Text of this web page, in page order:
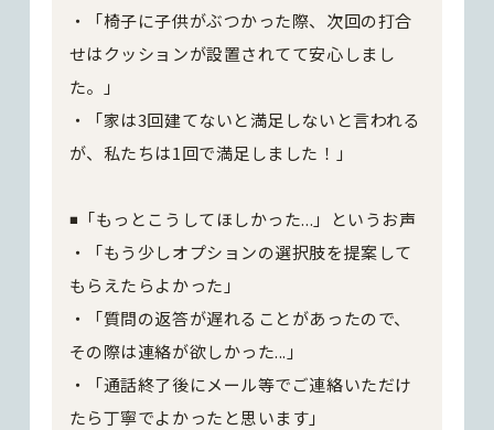
・「椅子に子供がぶつかった際、次回の打合
せはクッションが設置されてて安心しまし
た。」
・「家は3回建てないと満足しないと言われる
が、私たちは1回で満足しました！」
◾️「もっとこうしてほしかった...」というお声
・「もう少しオプションの選択肢を提案して
もらえたらよかった」
・「質問の返答が遅れることがあったので、
その際は連絡が欲しかった...」
・「通話終了後にメール等でご連絡いただけ
たら丁寧でよかったと思います」